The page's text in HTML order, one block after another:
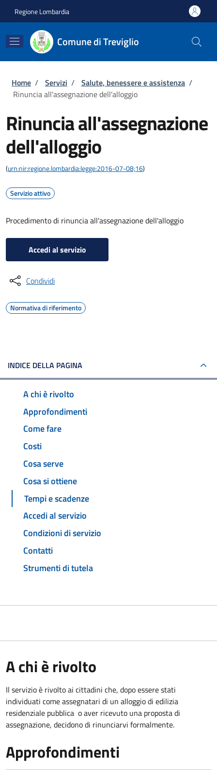
Regione Lombardia
Comune di Treviglio
Briciole di pane
Home / Servizi / Salute, benessere e assistenza /
Rinuncia all'assegnazione dell'alloggio
Rinuncia all'assegnazione
dell'alloggio
(urn:nir:regione.lombardia:legge:2016-07-08;16)
Servizio attivo
Procedimento di rinuncia all'assegnazione dell'alloggio
Accedi al servizio
Condividi
Normativa di riferimento
INDICE DELLA PAGINA
A chi è rivolto
Approfondimenti
Come fare
Costi
Cosa serve
Cosa si ottiene
Tempi e scadenze
Accedi al servizio
Condizioni di servizio
Contatti
Strumenti di tutela
A chi è rivolto
Il servizio è rivolto ai cittadini che, dopo essere stati
individuati come assegnatari di un alloggio di edilizia
residenziale pubblica o aver ricevuto una proposta di
assegnazione, decidono di rinunciarvi formalmente.
Approfondimenti